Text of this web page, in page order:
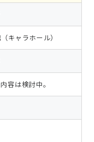
ャラホール）
容は検討中。